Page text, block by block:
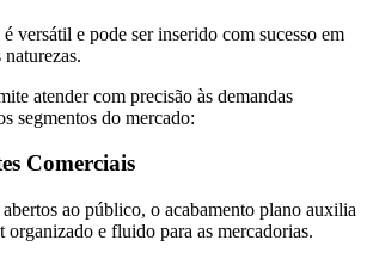
versátil e pode ser inserido com sucesso em
atender com precisão às demandas
segmentos do mercado:
Comerciais
ao público, o acabamento plano auxilia
organizado e fluido para as mercadorias.